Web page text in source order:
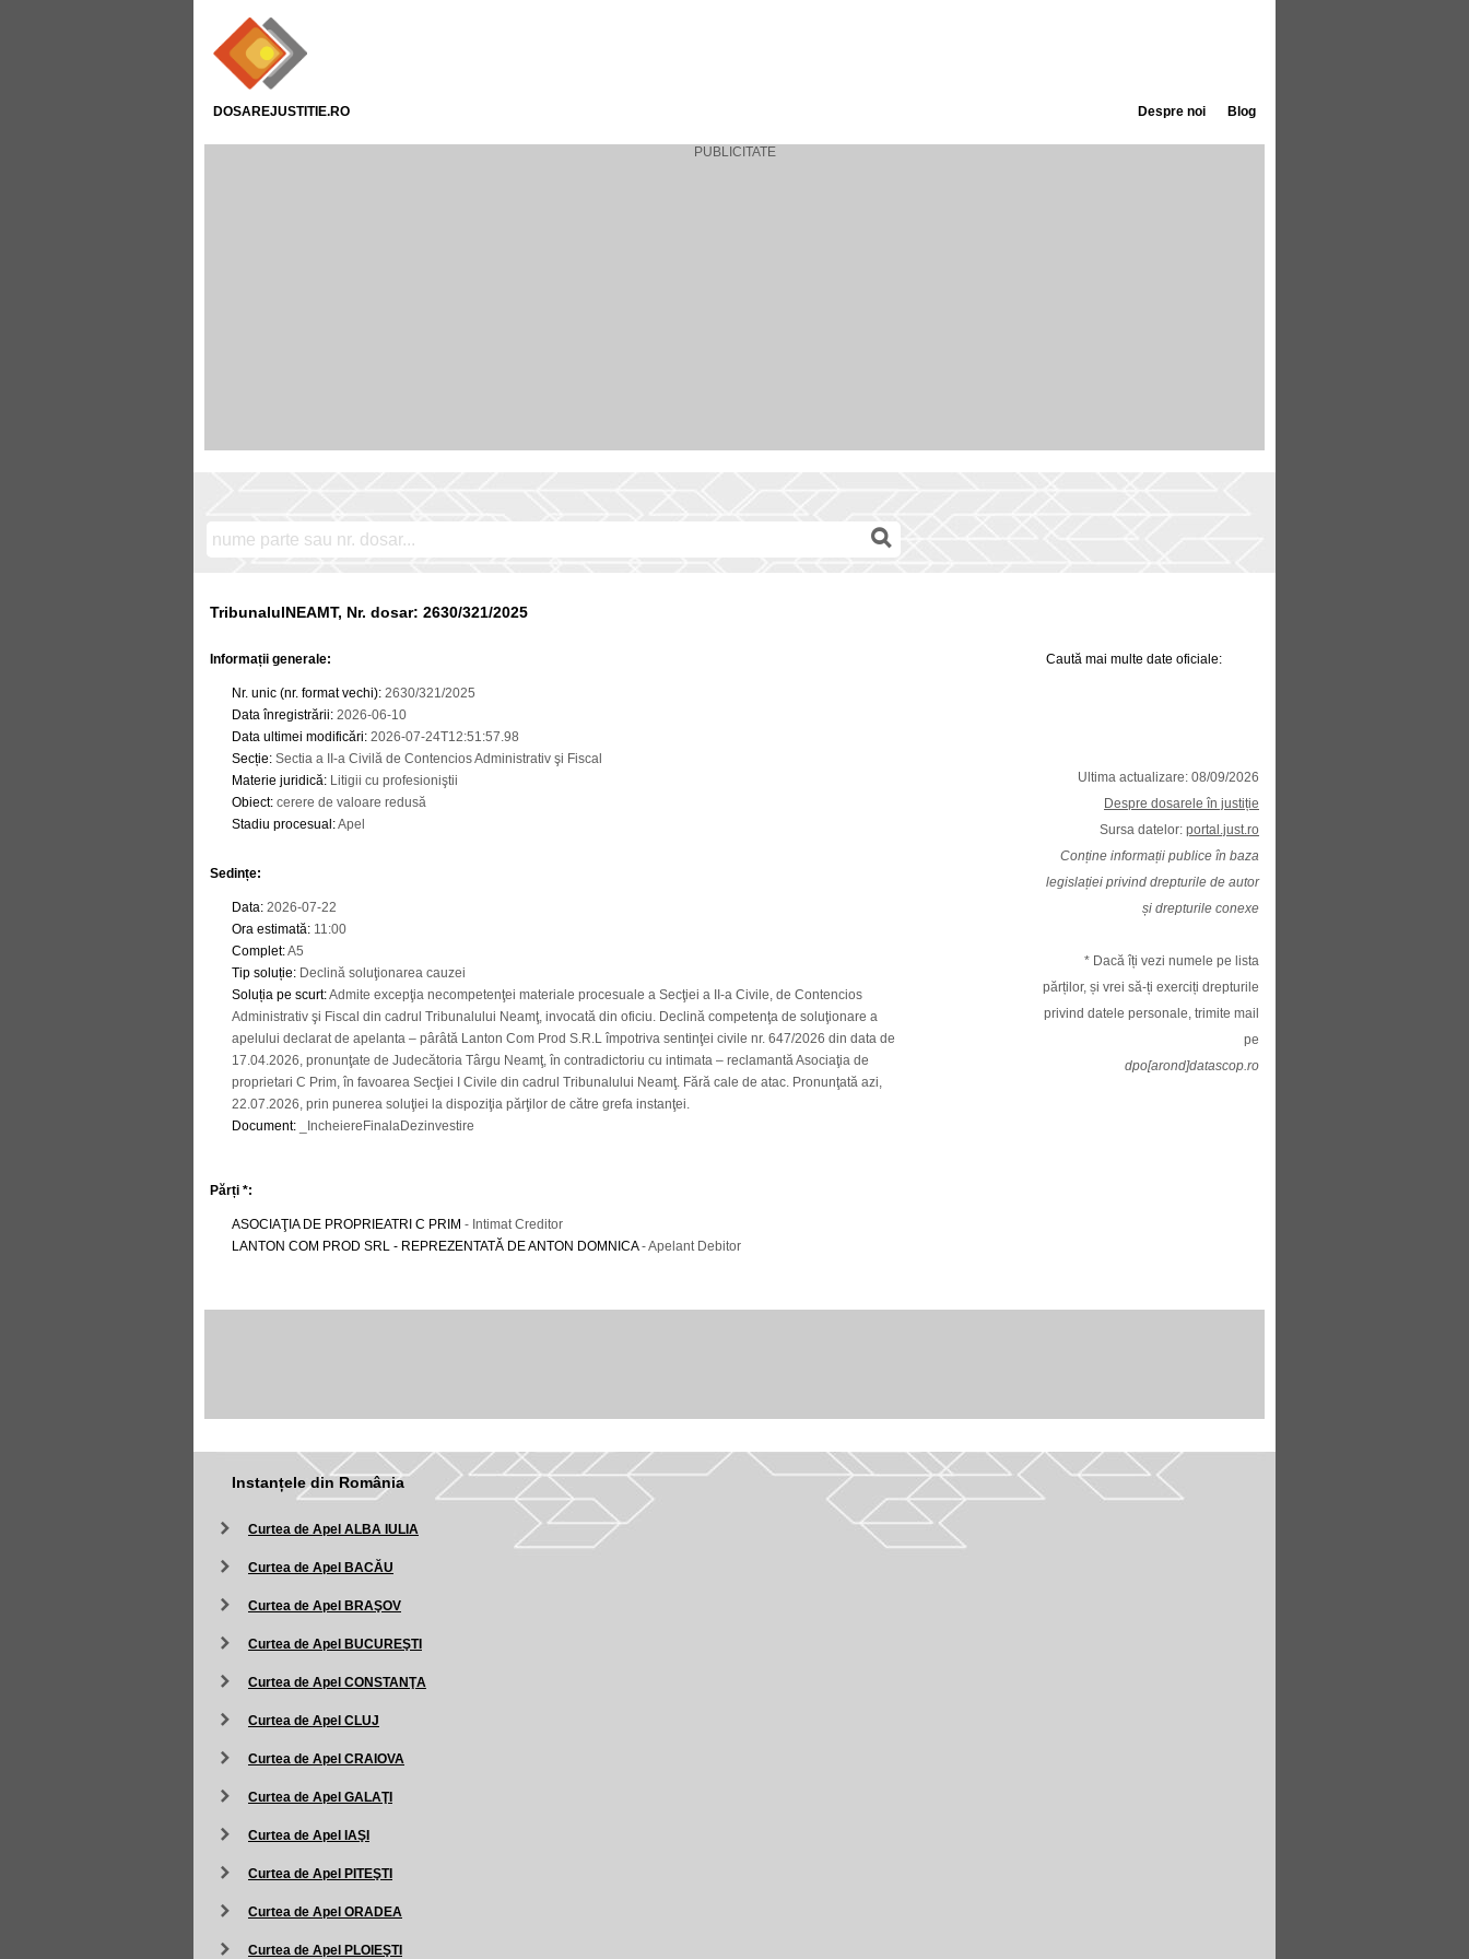
DOSAREJUSTITIE.RO Blog
Despre noi
TribunalulNEAMT, Nr. dosar: 2630/321/2025
Informații generale:
Nr. unic (nr. format vechi): 2630/321/2025
Data înregistrării: 2026-06-10
Data ultimei modificări: 2026-07-24T12:51:57.98
Secție: Sectia a II-a Civilă de Contencios Administrativ şi Fiscal
Materie juridică: Litigii cu profesioniştii
Obiect: cerere de valoare redusă
Stadiu procesual :Apel
Sedințe:
Data: 2026-07-22
Ora estimată: 11:00
Complet:A5
Tip soluție: Declină soluţionarea cauzei
Soluția pe scurt:Admite excepţia necompetenţei materiale procesuale a Secţiei a II-a Civile, de Contencios
Administrativ şi Fiscal din cadrul Tribunalului Neamţ, invocată din oficiu. Declină competenţa de soluţionare a
apelului declarat de apelanta – pârâtă Lanton Com Prod S.R.L împotriva sentinţei civile nr. 647/2026 din data de
17.04.2026, pronunţate de Judecătoria Târgu Neamţ, în contradictoriu cu intimata – reclamantă Asociaţia de
proprietari C Prim, în favoarea Secţiei I Civile din cadrul Tribunalului Neamţ. Fără cale de atac. Pronunţată azi,
22.07.2026, prin punerea soluţiei la dispoziţia părţilor de către grefa instanţei.
Document: _IncheiereFinalaDezinvestire
Părți *:
ASOCIAŢIA DE PROPRIEATRI C PRIM - Intimat Creditor
LANTON COM PROD SRL - REPREZENTATĂ DE ANTON DOMNICA- Apelant Debitor
Caută mai multe date oficiale:
Ultima actualizare: 08/09/2026
Despre dosarele în justiție
Sursa datelor: portal.just.ro
Conține informații publice în baza
legislației privind drepturile de autor
și drepturile conexe
* Dacă îți vezi numele pe lista
părților, și vrei să-ți exerciți drepturile
privind datele personale, trimite mail
pe
dpo[arond]datascop.ro
Instanțele din România
Curtea de Apel ALBA IULIA
Curtea de Apel BACĂU
Curtea de Apel BRAŞOV
Curtea de Apel BUCUREŞTI
Curtea de Apel CONSTANŢA
Curtea de Apel CLUJ
Curtea de Apel CRAIOVA
Curtea de Apel GALAŢI
Curtea de Apel IAŞI
Curtea de Apel PITEŞTI
Curtea de Apel ORADEA
Curtea de Apel PLOIEŞTI